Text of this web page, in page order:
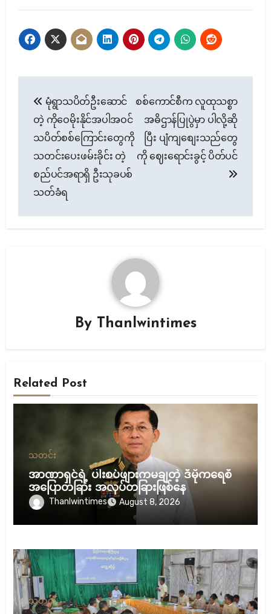
navigation
မုံရွာသပိတ်ဦးဆောင်
တဲ့ ကိုဝေမိုးနိုင်အပါအဝင်
သပိတ်စစ်ကြောင်းတွေကို
သတင်းပေးဖမ်းခိုင်း တဲ့
စည်ပင်အရာရှိ ဦးသုခပစ်
သတ်ခံရ
စစ်ကောင်စီက လူထုသစ္စာ
အဓိဌာန်ပြုပွဲမှာ ပါလို့ဆို
ပြီး ပျံကျစျေးသည်တွေ
ကို ဈေးရောင်းခွင့် ပိတ်ပင်
By Thanlwintimes
Related Post
သတင်း
အာဏာရှင်ရဲ့ ပါးစပ်ဖျားကမချတဲ့ ဒီမိုကရေစီ
အပြောတခြား အလုပ်တခြားဖြစ်နေ
Thanlwintimes August 8, 2026
သတင်း